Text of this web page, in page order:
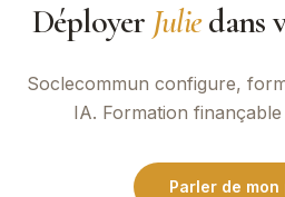
Déployer Juliedans
Soclecommun configure,
IA. Formation
Parler de mon